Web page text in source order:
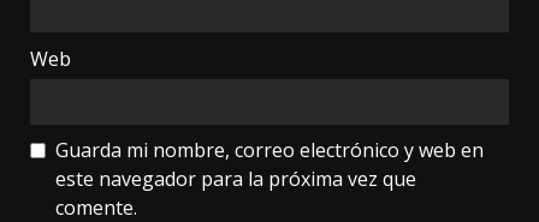
Web
Guarda mi nombre, correo electrónico y web en
este navegador para la próxima vez que
comente.